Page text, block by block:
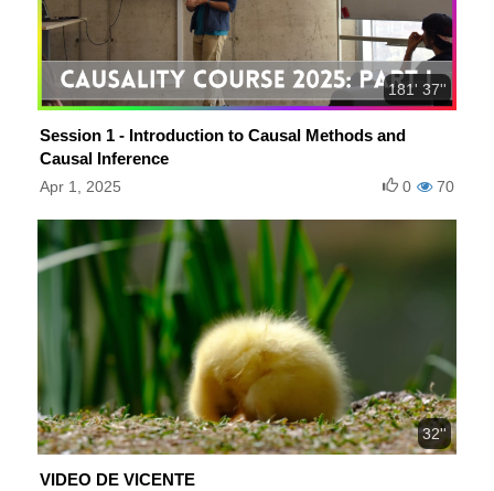
181' 37''
Session 1 - Introduction to Causal Methods and
Causal Inference
Apr 1, 2025 70
0
32''
VIDEO DE VICENTE